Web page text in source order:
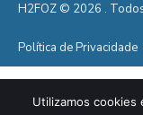
H2FOZ © 2026 .
Política de Privacidade
Utilizamos cookies